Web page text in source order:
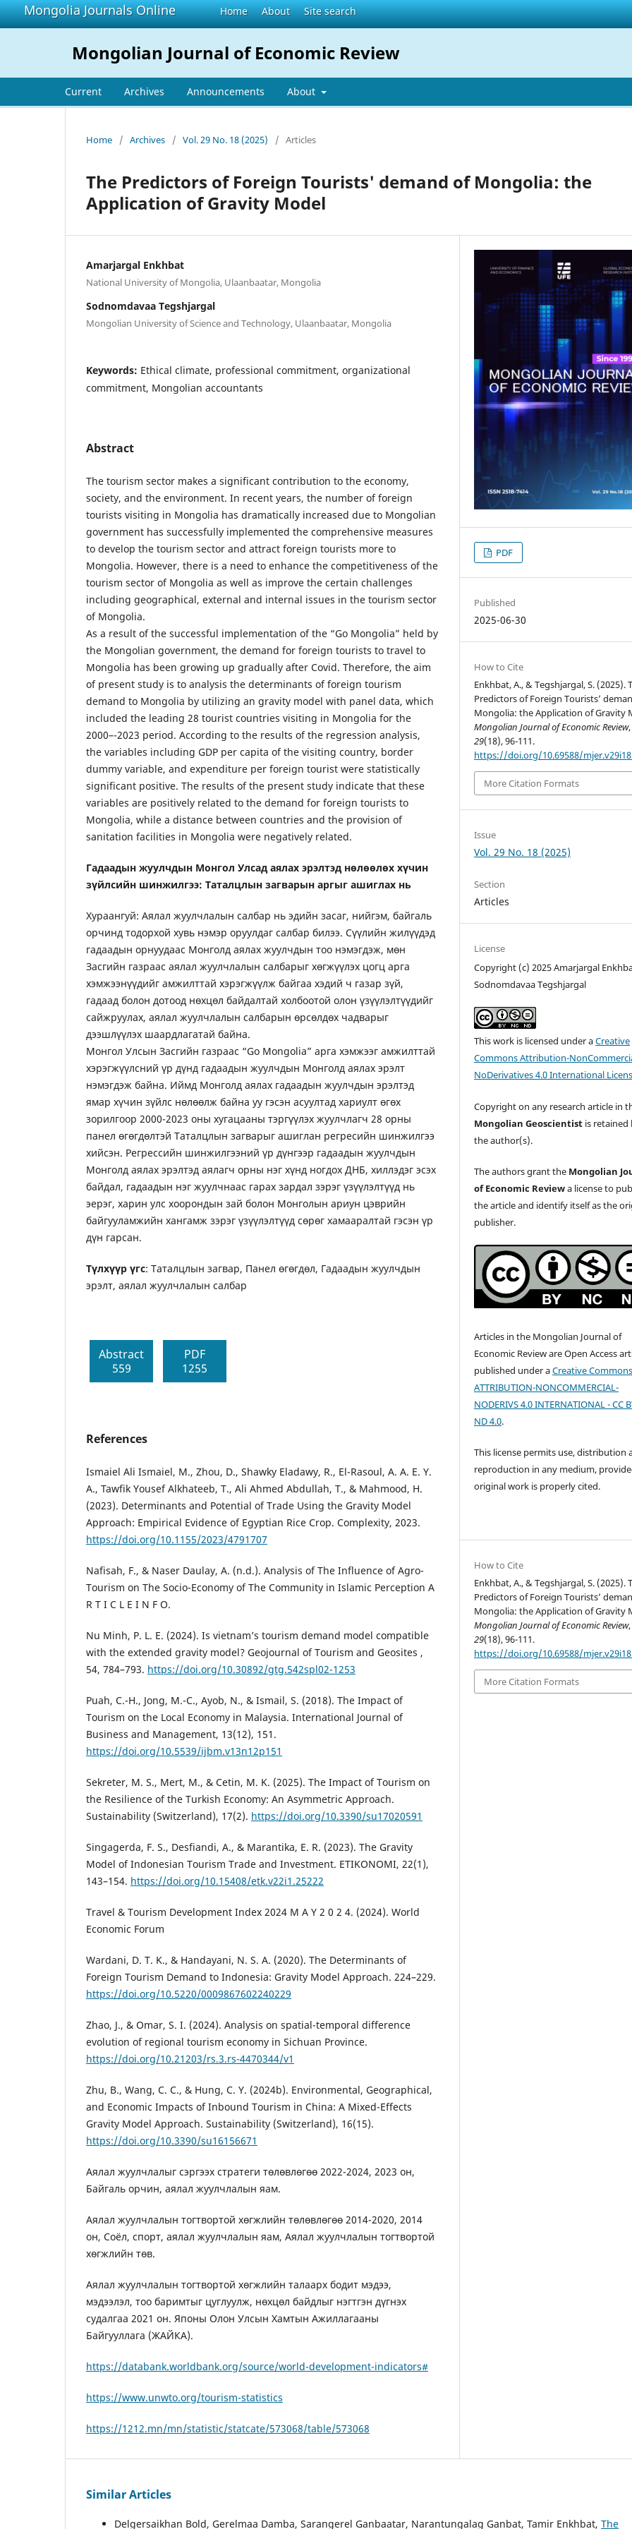
Mongolia Journals Online Home About Site search
Mongolian Journal of Economic Review
Current Archives Announcements About
Home / Archives / Vol. 29 No. 18 (2025) / Articles
The Predictors of Foreign Tourists' demand of Mongolia: the
Application of Gravity Model
Amarjargal Enkhbat
National University of Mongolia, Ulaanbaatar, Mongolia
Sodnomdavaa Tegshjargal
Mongolian University of Science and Technology, Ulaanbaatar, Mongolia
Keywords: Ethical climate, professional commitment, organizational
commitment, Mongolian accountants
Abstract
The tourism sector makes a significant contribution to the economy,
society, and the environment. In recent years, the number of foreign
tourists visiting in Mongolia has dramatically increased due to Mongolian
government has successfully implemented the comprehensive measures
to develop the tourism sector and attract foreign tourists more to
Mongolia. However, there is a need to enhance the competitiveness of the
tourism sector of Mongolia as well as improve the certain challenges
including geographical, external and internal issues in the tourism sector
of Mongolia.
As a result of the successful implementation of the “Go Mongolia” held by
the Mongolian government, the demand for foreign tourists to travel to
Mongolia has been growing up gradually after Covid. Therefore, the aim
of present study is to analysis the determinants of foreign tourism
demand to Mongolia by utilizing an gravity model with panel data, which
included the leading 28 tourist countries visiting in Mongolia for the
2000–-2023 period. According to the results of the regression analysis,
the variables including GDP per capita of the visiting country, border
dummy variable, and expenditure per foreign tourist were statistically
significant positive. The results of the present study indicate that these
variables are positively related to the demand for foreign tourists to
Mongolia, while a distance between countries and the provision of
sanitation facilities in Mongolia were negatively related.
Гадаадын жуулчдын Монгол Улсад аялах эрэлтэд нөлөөлөх хүчин
зүйлсийн шинжилгээ: Таталцлын загварын аргыг ашиглах нь
Хураангуй: Аялал жуулчлалын салбар нь эдийн засаг, нийгэм, байгаль
орчинд тодорхой хувь нэмэр оруулдаг салбар билээ. Сүүлийн жилүүдэд
гадаадын орнуудаас Монголд аялах жуулчдын тоо нэмэгдэж, мөн
Засгийн газраас аялал жуулчлалын салбарыг хөгжүүлэх цогц арга
хэмжээнүүдийг амжилттай хэрэгжүүлж байгаа хэдий ч газар зүй,
гадаад болон дотоод нөхцөл байдалтай холбоотой олон үзүүлэлтүүдийг
сайжруулах, аялал жуулчлалын салбарын өрсөлдөх чадварыг
дээшлүүлэх шаардлагатай байна.
Монгол Улсын Засгийн газраас “Go Mongolia” арга хэмжээг амжилттай
хэрэгжүүлсний үр дүнд гадаадын жуулчдын Монголд аялах эрэлт
нэмэгдэж байна. Иймд Монголд аялах гадаадын жуулчдын эрэлтэд
ямар хүчин зүйлс нөлөөлж байна уу гэсэн асуултад хариулт өгөх
зорилгоор 2000-2023 оны хугацааны тэргүүлэх жуулчлагч 28 орны
панел өгөгдөлтэй Таталцлын загварыг ашиглан регресийн шинжилгээ
хийсэн. Регрессийн шинжилгээний үр дүнгээр гадаадын жуулчдын
Монголд аялах эрэлтэд аялагч орны нэг хүнд ногдох ДНБ, хиллэдэг эсэх
байдал, гадаадын нэг жуулчнаас гарах зардал зэрэг үзүүлэлтүүд нь
эерэг, харин улс хоорондын зай болон Монголын ариун цэврийн
байгууламжийн хангамж зэрэг үзүүлэлтүүд сөрөг хамааралтай гэсэн үр
дүн гарсан.
Түлхүүр үгс: Таталцлын загвар, Панел өгөгдөл, Гадаадын жуулчдын
эрэлт, аялал жуулчлалын салбар
Abstract
559
PDF
1255
References
Ismaiel Ali Ismaiel, M., Zhou, D., Shawky Eladawy, R., El-Rasoul, A. A. E. Y.
A., Tawfik Yousef Alkhateeb, T., Ali Ahmed Abdullah, T., & Mahmood, H.
(2023). Determinants and Potential of Trade Using the Gravity Model
Approach: Empirical Evidence of Egyptian Rice Crop. Complexity, 2023.
https://doi.org/10.1155/2023/4791707
Nafisah, F., & Naser Daulay, A. (n.d.). Analysis of The Influence of Agro-
Tourism on The Socio-Economy of The Community in Islamic Perception A
R T I C L E I N F O.
Nu Minh, P. L. E. (2024). Is vietnam’s tourism demand model compatible
with the extended gravity model? Geojournal of Tourism and Geosites ,
54, 784–793. https://doi.org/10.30892/gtg.542spl02-1253
Puah, C.-H., Jong, M.-C., Ayob, N., & Ismail, S. (2018). The Impact of
Tourism on the Local Economy in Malaysia. International Journal of
Business and Management, 13(12), 151.
https://doi.org/10.5539/ijbm.v13n12p151
Sekreter, M. S., Mert, M., & Cetin, M. K. (2025). The Impact of Tourism on
the Resilience of the Turkish Economy: An Asymmetric Approach.
Sustainability (Switzerland), 17(2). https://doi.org/10.3390/su17020591
Singagerda, F. S., Desfiandi, A., & Marantika, E. R. (2023). The Gravity
Model of Indonesian Tourism Trade and Investment. ETIKONOMI, 22(1),
143–154. https://doi.org/10.15408/etk.v22i1.25222
Travel & Tourism Development Index 2024 M A Y 2 0 2 4. (2024). World
Economic Forum
Wardani, D. T. K., & Handayani, N. S. A. (2020). The Determinants of
Foreign Tourism Demand to Indonesia: Gravity Model Approach. 224–229.
https://doi.org/10.5220/0009867602240229
Zhao, J., & Omar, S. I. (2024). Analysis on spatial-temporal difference
evolution of regional tourism economy in Sichuan Province.
https://doi.org/10.21203/rs.3.rs-4470344/v1
Zhu, B., Wang, C. C., & Hung, C. Y. (2024b). Environmental, Geographical,
and Economic Impacts of Inbound Tourism in China: A Mixed-Effects
Gravity Model Approach. Sustainability (Switzerland), 16(15).
https://doi.org/10.3390/su16156671
Аялал жуулчлалыг сэргээх стратеги төлөвлөгөө 2022-2024, 2023 он,
Байгаль орчин, аялал жуулчлалын яам.
Аялал жуулчлалын тогтвортой хөгжлийн төлөвлөгөө 2014-2020, 2014
он, Соёл, спорт, аялал жуулчлалын яам, Аялал жуулчлалын тогтвортой
хөгжлийн төв.
Аялал жуулчлалын тогтвортой хөгжлийн талаарх бодит мэдээ,
мэдээлэл, тоо баримтыг цуглуулж, нөхцөл байдлыг нэгтгэн дүгнэх
судалгаа 2021 он. Японы Олон Улсын Хамтын Ажиллагааны
Байгууллага (ЖАЙКА).
https://databank.worldbank.org/source/world-development-indicators#
https://www.unwto.org/tourism-statistics
https://1212.mn/mn/statistic/statcate/573068/table/573068
PDF
Published
2025-06-30
How to Cite
Enkhbat, A., & Tegshjargal, S. (2025).
Predictors of Foreign Tourists’
Mongolia: the Application of Gravity
Mongolian Journal of Economic Review,
29(18), 96-111.
https://doi.org/10.69588/
More Citation Formats
Issue
Vol. 29 No. 18 (2025)
Section
Articles
License
Copyright (c) 2025 Amarjargal
Sodnomdavaa Tegshjargal
This work is licensed under aCreative
Commons Attribution-
NoDerivatives 4.0 International
Copyright on any research article in
Mongolian Geoscientist is retained
the author(s).
The authors grant the Mongolian
of Economic Reviewa license to
the article and identify itself as the
publisher.
Articles in the Mongolian Journal of
Economic Review are Open Access
published under aCreative Commons
ATTRIBUTION-NONCOMMERCIAL-
NODERIVS 4.0 INTERNATIONAL - CC
ND 4.0.
This license permits use, distribution
reproduction in any medium,
original work is properly cited.
How to Cite
Enkhbat, A., & Tegshjargal, S. (2025).
Predictors of Foreign Tourists’
Mongolia: the Application of Gravity
Mongolian Journal of Economic Review,
29(18), 96-111.
https://doi.org/10.69588/
More Citation Formats
Similar Articles
Delgersaikhan Bold, Gerelmaa Damba, Sarangerel Ganbaatar, Narantungalag Ganbat, Tamir Enkhbat, The